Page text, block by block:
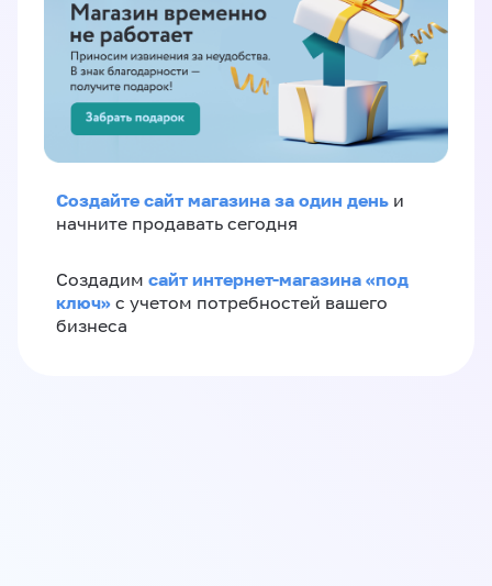
Создайте сайт магазина за один день и
начните продавать сегодня
Создадим сайт интернет-магазина «под
ключ» с учетом потребностей вашего
бизнеса